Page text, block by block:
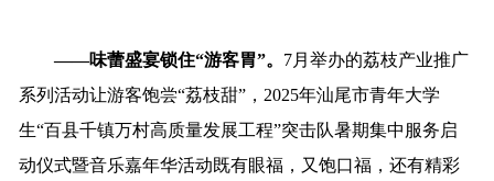
——味蕾盛宴锁住“游客胃”。 7月举办的荔枝产业推广
系列活动让游客饱尝“荔枝甜”，2025年汕尾市青年大学
生“百县千镇万村高质量发展工程”突击队暑期集中服务启
动仪式暨音乐嘉年华活动既有眼福，又饱口福，还有精彩